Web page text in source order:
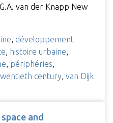
van der Knapp New
, développement
, histoire urbaine,
, périphéries,
century, van Dijk
and